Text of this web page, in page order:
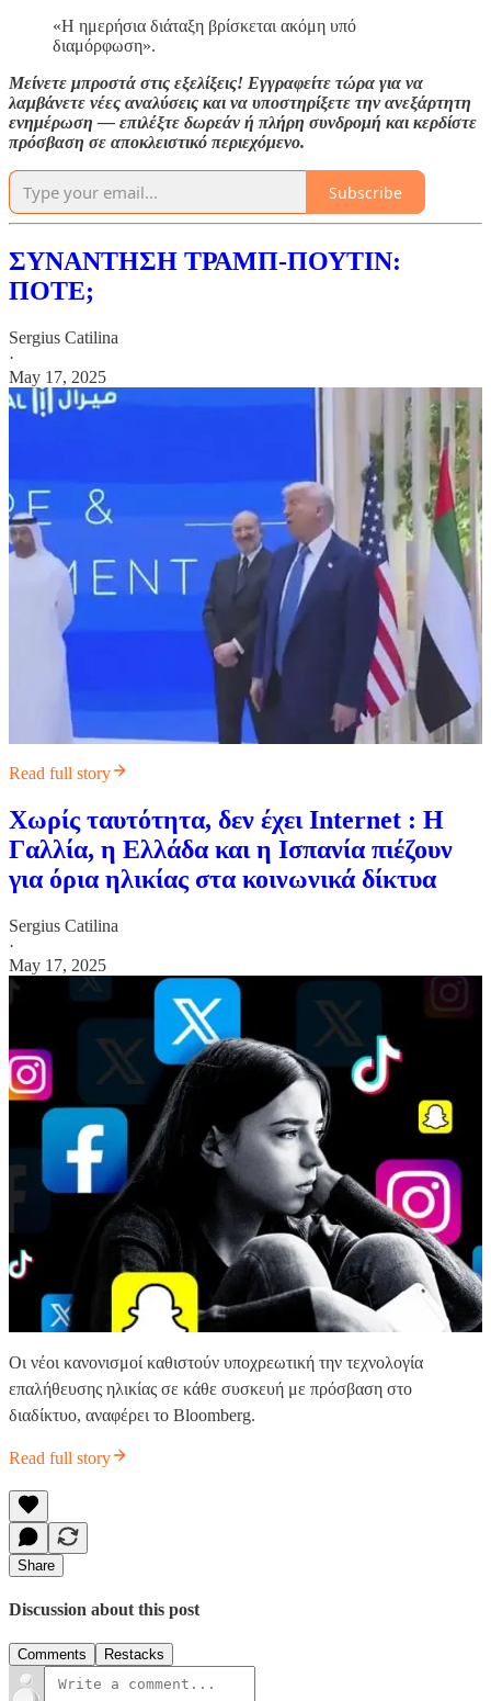
«Η ημερήσια διάταξη βρίσκεται ακόμη υπό
διαμόρφωση».
Μείνετε μπροστά στις εξελίξεις! Εγγραφείτε τώρα για να
λαμβάνετε νέες αναλύσεις και να υποστηρίξετε την ανεξάρτητη
ενημέρωση — επιλέξτε δωρεάν ή πλήρη συνδρομή και κερδίστε
πρόσβαση σε αποκλειστικό περιεχόμενο.
Subscribe
ΣΥΝΑΝΤΗΣΗ ΤΡΑΜΠ-ΠΟΥΤΙΝ:
ΠΟΤΕ;
Sergius Catilina
·
May 17, 2025
Read full story
Χωρίς ταυτότητα, δεν έχει Internet : Η
Γαλλία, η Ελλάδα και η Ισπανία πιέζουν
για όρια ηλικίας στα κοινωνικά δίκτυα
Sergius Catilina
·
May 17, 2025
Οι νέοι κανονισμοί καθιστούν υποχρεωτική την τεχνολογία
επαλήθευσης ηλικίας σε κάθε συσκευή με πρόσβαση στο
διαδίκτυο, αναφέρει το Bloomberg.
Read full story
Share
Discussion about this post
Comments Restacks